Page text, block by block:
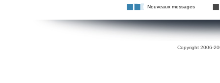
Nouveaux messages
Copyright 2006-